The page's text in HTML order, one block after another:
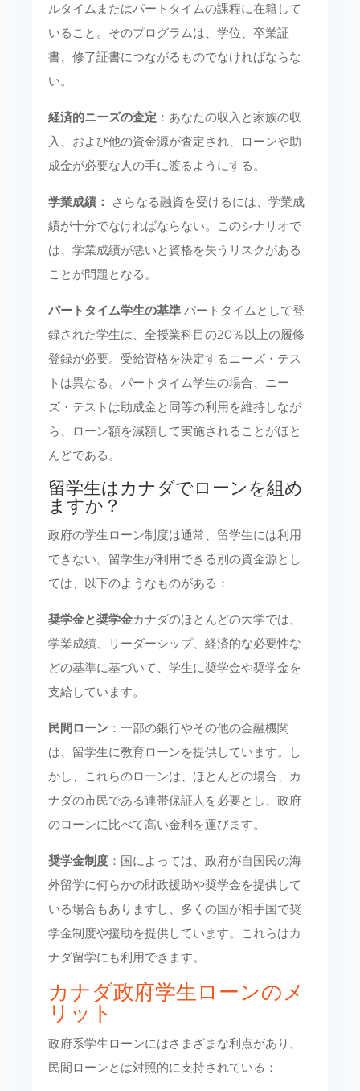
ルタイムまたはパートタイムの課程に在籍して
いること。そのプログラムは、学位、卒業証
書、修了証書につながるものでなければならな
い。
経済的ニーズの査定 ：あなたの収入と家族の収
入、および他の資金源が査定され、ローンや助
成金が必要な人の手に渡るようにする。
学業成績： さらなる融資を受けるには、学業成
績が十分でなければならない。このシナリオで
は、学業成績が悪いと資格を失うリスクがある
ことが問題となる。
パートタイム学生の基準パートタイムとして登
録された学生は、全授業科目の20％以上の履修
登録が必要。受給資格を決定するニーズ・テス
トは異なる。パートタイム学生の場合、ニー
ズ・テストは助成金と同等の利用を維持しなが
ら、ローン額を減額して実施されることがほと
んどである。
留学生はカナダでローンを組め
ますか？
政府の学生ローン制度は通常、留学生には利用
できない。留学生が利用できる別の資金源とし
ては、以下のようなものがある：
奨学金と奨学金カナダのほとんどの大学では、
学業成績、リーダーシップ、経済的な必要性な
どの基準に基づいて、学生に奨学金や奨学金を
支給しています。
民間ローン ：一部の銀行やその他の金融機関
は、留学生に教育ローンを提供しています。し
かし、これらのローンは、ほとんどの場合、カ
ナダの市民である連帯保証人を必要とし、政府
のローンに比べて高い金利を運びます。
奨学金制度 ：国によっては、政府が自国民の海
外留学に何らかの財政援助や奨学金を提供して
いる場合もありますし、多くの国が相手国で奨
学金制度や援助を提供しています。これらはカ
ナダ留学にも利用できます。
カナダ政府学生ローンのメ
リット
政府系学生ローンにはさまざまな利点があり、
民間ローンとは対照的に支持されている：